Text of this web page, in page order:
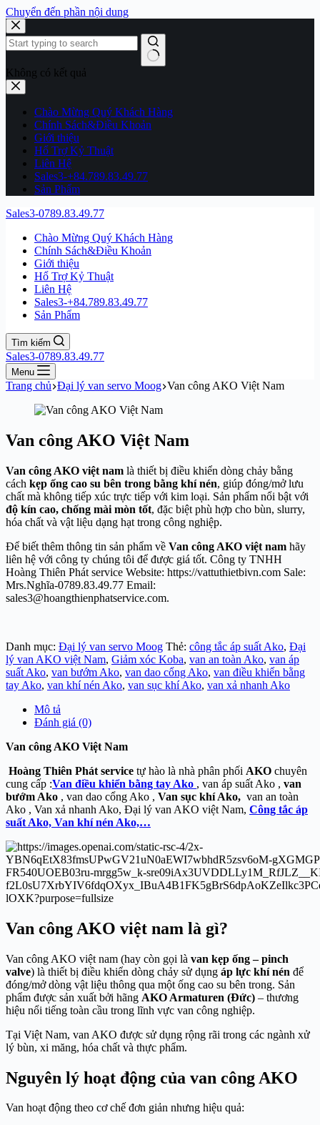
Chuyển đến phần nội dung
Không có kết quả
Chào Mừng Quý Khách Hàng
Chính Sách&Điều Khoản
Giới thiệu
Hổ Trợ Kỷ Thuật
Liên Hệ
Sales3-+84.789.83.49.77
Sản Phẩm
Sales3-0789.83.49.77
Chào Mừng Quý Khách Hàng
Chính Sách&Điều Khoản
Giới thiệu
Hổ Trợ Kỷ Thuật
Liên Hệ
Sales3-+84.789.83.49.77
Sản Phẩm
Tìm kiếm
Sales3-0789.83.49.77
Menu
Trang chủ Đại lý van servo Moog Van công AKO Việt Nam
Van công AKO Việt Nam
Van công AKO việt nam là thiết bị điều khiển dòng chảy bằng
cách kẹp ống cao su bên trong bằng khí nén, giúp đóng/mở lưu
chất mà không tiếp xúc trực tiếp với kim loại. Sản phẩm nổi bật với
độ kín cao, chống mài mòn tốt, đặc biệt phù hợp cho bùn, slurry,
hóa chất và vật liệu dạng hạt trong công nghiệp.
Để biết thêm thông tin sản phẩm về Van công AKO việt nam hãy
liên hệ với công ty chúng tôi để được giá tốt. Công ty TNHH
Hoàng Thiên Phát service Website: https://vattuthietbivn.com Sale:
Mrs.Nghĩa-0789.83.49.77 Email:
sales3@hoangthienphatservice.com.
Danh mục: Đại lý van servo Moog Thẻ: công tắc áp suất Ako, Đại
lý van AKO việt Nam, Giảm xóc Koba, van an toàn Ako, van áp
suất Ako, van bướm Ako, van dao cổng Ako, van điều khiển bằng
tay Ako, van khí nén Ako, van sục khí Ako, van xả nhanh Ako
Mô tả
Đánh giá (0)
Van công AKO Việt Nam
Hoàng Thiên Phát service tự hào là nhà phân phối AKO chuyên
cung cấp :Van điều khiển bằng tay Ako , van áp suất Ako , van
bướm Ako , van dao cổng Ako , Van sục khí Ako, van an toàn
Ako , Van xả nhanh Ako, Đại lý van AKO việt Nam, Công tắc áp
suất Ako, Van khí nén Ako,…
Van công AKO việt nam là gì?
Van công AKO việt nam (hay còn gọi là van kẹp ống – pinch
valve) là thiết bị điều khiển dòng chảy sử dụng áp lực khí nén để
đóng/mở dòng vật liệu thông qua một ống cao su bên trong. Sản
phẩm được sản xuất bởi hãng AKO Armaturen (Đức) – thương
hiệu nổi tiếng toàn cầu trong lĩnh vực van công nghiệp.
Tại Việt Nam, van AKO được sử dụng rộng rãi trong các ngành xử
lý bùn, xi măng, hóa chất và thực phẩm.
Nguyên lý hoạt động của van công AKO
Van hoạt động theo cơ chế đơn giản nhưng hiệu quả: